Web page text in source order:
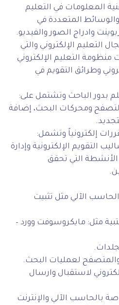
المعلومات في التعليم
المتعددة في
وادراج الصور والفيديو.
التعليم الإلكتروني والتي
التعليم الإلكتروني
وطرائق التقويم في
بدور الباحث وتشتمل على:
ومحركات البحث، إضافة
إلكترونياً وتشمل:
التقويم الإلكترونية وإدارة
الأنشطة التي تحقق
الآلي مثل تثبيت
مثل: مايكروسوفت وورد –
والمتصفح لعمليات البحث.
لاستقبال وارسال
بالحاسب الآلي والإنترنت